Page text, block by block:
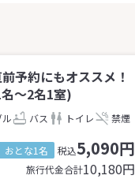
予約にもオススメ！
～2名1室)
バス トイレ 禁煙
おとな1名 税込5,090円
旅行代金合計10,180円